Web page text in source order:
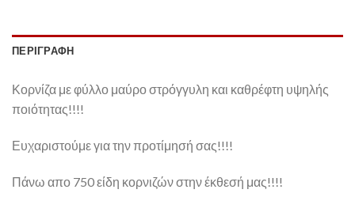
ΠΕΡΙΓΡΑΦΉ
Κορνίζα με φύλλο μαύρο στρόγγυλη και καθρέφτη υψηλής
ποιότητας!!!!
Ευχαριστούμε για την προτίμησή σας!!!!
Πάνω απο 750 είδη κορνιζών στην έκθεσή μας!!!!